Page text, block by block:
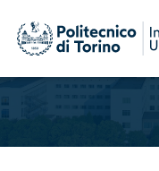
al
principale